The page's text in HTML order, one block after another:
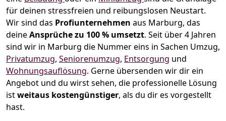
für deinen stressfreien und reibungslosen Neustart.
Wir sind das Profiunternehmen aus Marburg, das
deineAnsprüche zu 100 % umsetzt. Seit über 4 Jahren
sind wir in Marburg die Nummer eins in Sachen Umzug,
Privatumzug, Seniorenumzug, Entsorgung und
Wohnungsauflösung. Gerne übersenden wir dir ein
Angebot und du wirst sehen, die professionelle Lösung
istweitaus kostengünstiger, als du dir es vorgestellt
hast.